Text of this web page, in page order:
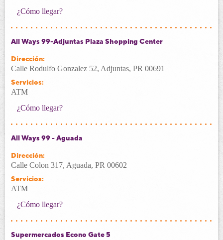
¿Cómo llegar?
All Ways 99-Adjuntas Plaza Shopping Center
Dirección:
Calle Rodulfo Gonzalez 52, Adjuntas, PR 00691
Servicios:
ATM
¿Cómo llegar?
All Ways 99 - Aguada
Dirección:
Calle Colon 317, Aguada, PR 00602
Servicios:
ATM
¿Cómo llegar?
Supermercados Econo Gate 5